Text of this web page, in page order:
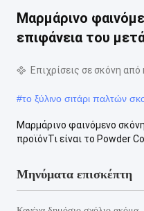
Μαρμάρινο
επιφάνεια του
Επιχρίσεις σε σκόνη
#το ξύλινο σιτάρι παλτών
Μαρμάρινο φαινόμενο
προϊόνΤι είναι το Powder
Μηνύματα επισκέπτη